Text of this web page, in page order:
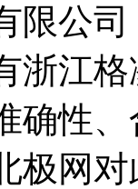
限公司
浙江
确性
极网